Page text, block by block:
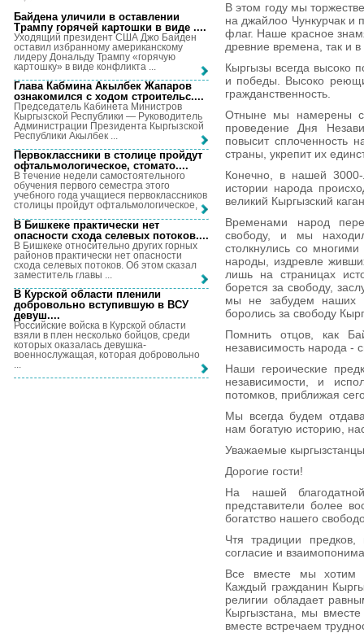
В этом году мы
на джайлоо Чункурчак
флаг. Наше красное
древние времена, так и
Кыргызы всегда высоко
и победы. Высоко
гражданственность.
Отныне мы намерены
проведение Дня
повысит сплоченность
страны, укрепит их
Конечно, в нашей
истории народа
великий Кыргызский
Временами народ
свободу, и мы
столкнулись со
народы, издревле
лишь на страницах
борется за свободу,
мы не забудем наших
боролись за свободу
Помнить отцов, как
независимость народа -
Наши героические
независимости, и
потомков, приближая
Мы всегда будем
нам богатую историю,
Уважаемые
Дорогие гости!
На нашей
представители более
богатство нашего
Чтя традиции
согласие и
Все вместе мы хотим
Каждый гражданин
религии обладает
Кыргызстана, мы
вместе встречаем
Байдена уличили в оставлении
Трампу горячей картошки в виде ....
Уходящий президент США Джо Байден
оставил избранному американскому
лидеру Дональду Трампу «горячую
картошку» в виде конфликта ...
Глава Кабмина Акылбек Жапаров
ознакомился с ходом строительс....
Председатель Кабинета Министров
Кыргызской Республики — Руководитель
Администрации Президента Кыргызской
Республики Акылбек ...
Первоклассники в столице пройдут
офтальмологическое, стомато....
В течение недели самостоятельного
обучения первого семестра этого
учебного года учащиеся первоклассников
столицы пройдут офтальмологическое, ...
В Бишкеке практически нет
опасности схода селевых потоков....
В Бишкеке относительно других горных
районов практически нет опасности
схода селевых потоков. Об этом сказал
заместитель главы ...
В Курской области пленили
добровольно вступившую в ВСУ
девуш....
Российские войска в Курской области
взяли в плен несколько бойцов, среди
которых оказалась девушка-
военнослужащая, которая добровольно
...